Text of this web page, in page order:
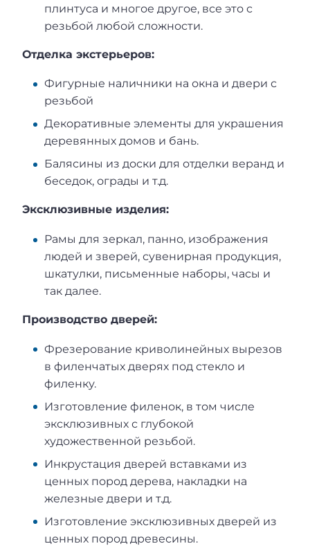
плинтуса и многое другое, все это с
резьбой любой сложности.
Отделка экстерьеров:
Фигурные наличники на окна и двери с
резьбой
Декоративные элементы для украшения
деревянных домов и бань.
Балясины из доски для отделки веранд и
беседок, ограды и т.д.
Эксклюзивные изделия:
Рамы для зеркал, панно, изображения
людей и зверей, сувенирная продукция,
шкатулки, письменные наборы, часы и
так далее.
Производство дверей:
Фрезерование криволинейных вырезов
в филенчатых дверях под стекло и
филенку.
Изготовление филенок, в том числе
эксклюзивных с глубокой
художественной резьбой.
Инкрустация дверей вставками из
ценных пород дерева, накладки на
железные двери и т.д.
Изготовление эксклюзивных дверей из
ценных пород древесины.